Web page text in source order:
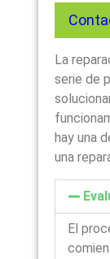
La
serie de
hay una
una
El